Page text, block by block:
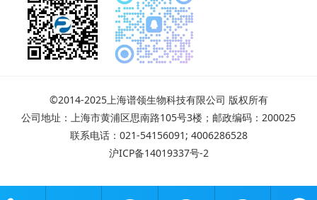
©2014-2025上海谱领生物科技有限公司 版权所有
公司地址：上海市黄浦区思南路105号3楼；邮政编码：200025
联系电话：021-54156091; 4006286528
沪ICP备14019337号-2